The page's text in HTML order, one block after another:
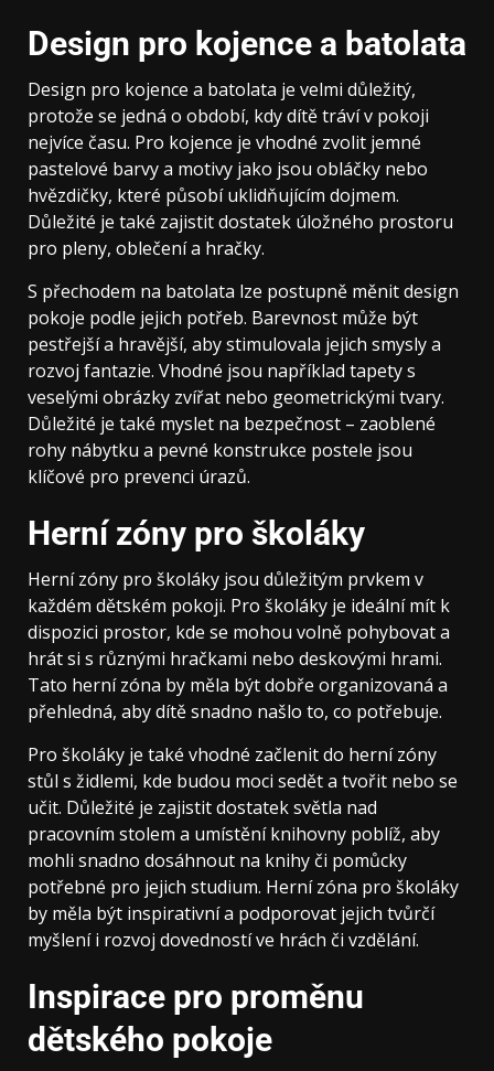
Design pro kojence a batolata
Design pro kojence a batolata je velmi důležitý,
protože se jedná o období, kdy dítě tráví v pokoji
nejvíce času. Pro kojence je vhodné zvolit jemné
pastelové barvy a motivy jako jsou obláčky nebo
hvězdičky, které působí uklidňujícím dojmem.
Důležité je také zajistit dostatek úložného prostoru
pro pleny, oblečení a hračky.
S přechodem na batolata lze postupně měnit design
pokoje podle jejich potřeb. Barevnost může být
pestřejší a hravější, aby stimulovala jejich smysly a
rozvoj fantazie. Vhodné jsou například tapety s
veselými obrázky zvířat nebo geometrickými tvary.
Důležité je také myslet na bezpečnost – zaoblené
rohy nábytku a pevné konstrukce postele jsou
klíčové pro prevenci úrazů.
Herní zóny pro školáky
Herní zóny pro školáky jsou důležitým prvkem v
každém dětském pokoji. Pro školáky je ideální mít k
dispozici prostor, kde se mohou volně pohybovat a
hrát si s různými hračkami nebo deskovými hrami.
Tato herní zóna by měla být dobře organizovaná a
přehledná, aby dítě snadno našlo to, co potřebuje.
Pro školáky je také vhodné začlenit do herní zóny
stůl s židlemi, kde budou moci sedět a tvořit nebo se
učit. Důležité je zajistit dostatek světla nad
pracovním stolem a umístění knihovny poblíž, aby
mohli snadno dosáhnout na knihy či pomůcky
potřebné pro jejich studium. Herní zóna pro školáky
by měla být inspirativní a podporovat jejich tvůrčí
myšlení i rozvoj dovedností ve hrách či vzdělání.
Inspirace pro proměnu
dětského pokoje